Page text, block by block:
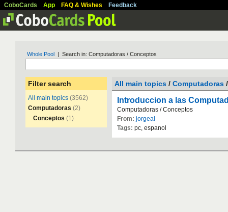
CoboCards App FAQ & Wishes Feedback
Whole Pool | Search in: Computadoras / Conceptos
Filter search
All main topics (3562)
Computadoras (2)
Conceptos (1)
All main topics / Computadoras
Introduccion a las
Computadoras /Conceptos
From: jorgeal
Tags: pc, espanol